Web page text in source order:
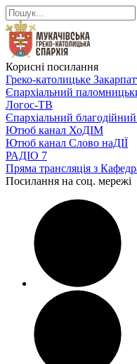
Корисні посилання
Греко-католицьке
Єпархіальний
Логос-ТВ
Єпархіальний
Ютюб канал ХоДІМ
Ютюб канал Слово наДІЇ
РАДІО 7
Пряма трансляція з
Посилання на соц. мережі